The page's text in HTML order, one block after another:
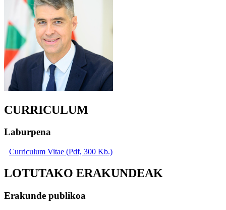
CURRICULUM
Laburpena
Curriculum Vitae (Pdf, 300 Kb.)
LOTUTAKO ERAKUNDEAK
Erakunde publikoa